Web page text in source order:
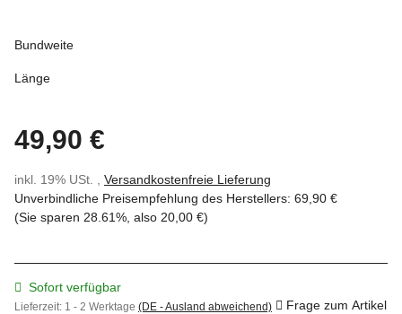
Bundweite
Länge
49,90 €
inkl. 19% USt. , Versandkostenfreie Lieferung
Unverbindliche Preisempfehlung des Herstellers: 69,90 €
(Sie sparen 28.61% , also 20,00 €)
Sofort verfügbar
Lieferzeit: 1 - 2 Werktage (DE - Ausland abweichend) Frage zum Artikel